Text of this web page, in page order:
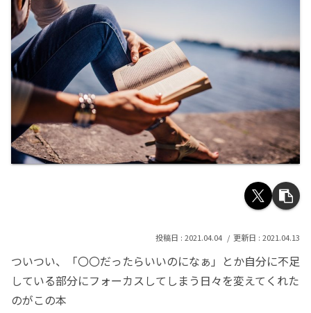
2021.04.04 2021.04.13
ついつい、「〇〇だったらいいのになぁ」とか自分に不足
している部分にフォーカスしてしまう日々を変えてくれた
のがこの本